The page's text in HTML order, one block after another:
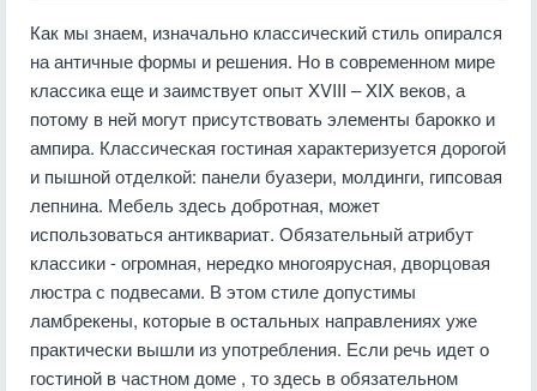
Как мы знаем, изначально классический стиль опирался
на античные формы и решения. Но в современном мире
классика еще и заимствует опыт XVIII – XIX веков, а
потому в ней могут присутствовать элементы барокко и
ампира. Классическая гостиная характеризуется дорогой
и пышной отделкой: панели буазери, молдинги, гипсовая
лепнина. Мебель здесь добротная, может
использоваться антиквариат. Обязательный атрибут
классики - огромная, нередко многоярусная, дворцовая
люстра с подвесами. В этом стиле допустимы
ламбрекены, которые в остальных направлениях уже
практически вышли из употребления. Если речь идет о
гостиной в частном доме , то здесь в обязательном